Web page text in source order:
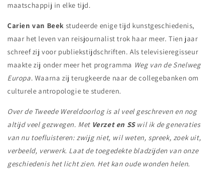
maatschappij in elke tijd.
Carien van Beek studeerde enige tijd kunstgeschiedenis,
maar het leven van reisjournalist trok haar meer. Tien jaar
schreef zij voor publiekstijdschriften. Als televisieregisseur
maakte zij onder meer het programma Weg van de Snelweg
Europa. Waarna zij terugkeerde naar de collegebanken om
culturele antropologie te studeren.
Over de Tweede Wereldoorlog is al veel geschreven en nog
altijd veel gezwegen. Met Verzet en SS wil ik de generaties
van nu toefluisteren: zwijg niet, wil weten, spreek, zoek uit,
verbeeld, verwerk. Laat de toegedekte bladzijden van onze
geschiedenis het licht zien. Het kan oude wonden helen.